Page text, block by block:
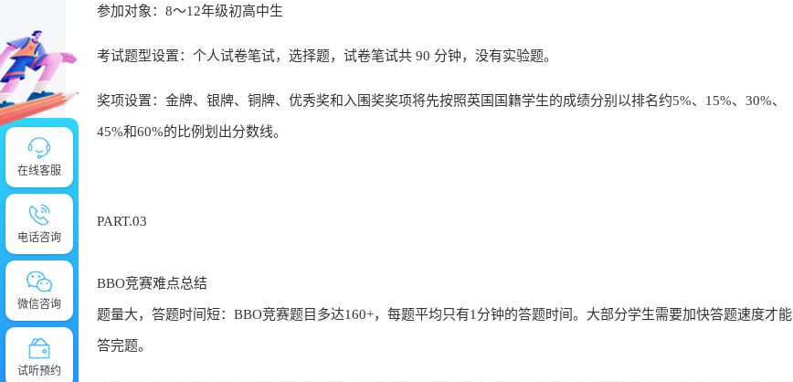
参加对象：8～12年级初高中生
考试题型设置：个人试卷笔试，选择题，试卷笔试共 90 分钟，没有实验题。
奖项设置：金牌、银牌、铜牌、优秀奖和入围奖奖项将先按照英国国籍学生的成绩分别以排名约5%、15%、30%、
45%和60%的比例划出分数线。
PART.03
BBO竞赛难点总结
题量大，答题时间短：BBO竞赛题目多达160+，每题平均只有1分钟的答题时间。大部分学生需要加快答题速度才能
答完题。
在线客服
电话咨询
微信咨询
试听预约